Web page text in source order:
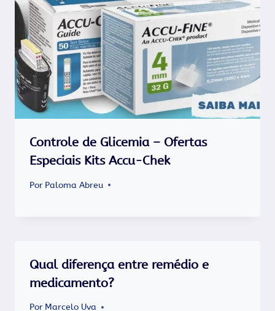
Controle de Glicemia – Ofertas
Especiais Kits Accu-Chek
Por Paloma Abreu
Qual diferença entre remédio e
medicamento?
Por Marcelo Uva